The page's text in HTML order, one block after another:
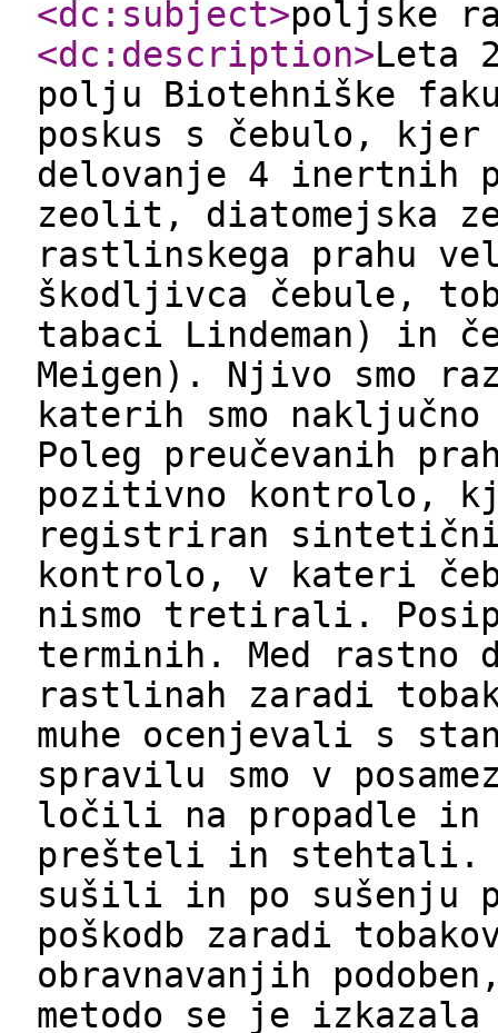
<dc:subject>poljske
<dc:description>Leta
polju Biotehniške
poskus s čebulo,
delovanje 4 inertnih
zeolit, diatomejska
rastlinskega prahu
škodljivca čebule,
tabaci Lindeman) in
Meigen). Njivo smo
katerih smo
Poleg preučevanih
pozitivno kontrolo,
registriran
kontrolo, v kateri
nismo tretirali.
terminih. Med rastno
rastlinah zaradi
muhe ocenjevali s
spravilu smo v
ločili na propadle in
prešteli in stehtali.
sušili in po sušenju
poškodb zaradi
obravnavanjih
metodo se je